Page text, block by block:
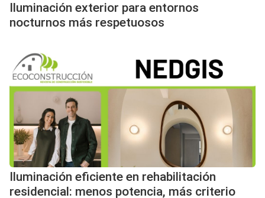
Iluminación exterior para entornos
nocturnos más respetuosos
Iluminación eficiente en rehabilitación
residencial: menos potencia, más criterio